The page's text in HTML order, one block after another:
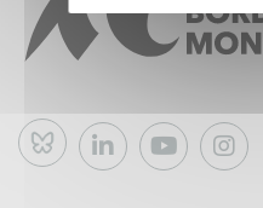
Bluesky